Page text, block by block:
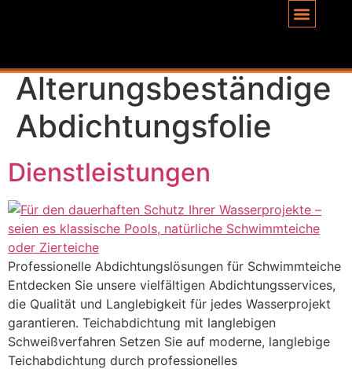
Alterungsbeständige
Abdichtungsfolie
Dienstleistungen
Professionelle Abdichtungslösungen für Schwimmteiche
Entdecken Sie unsere vielfältigen Abdichtungsservices,
die Qualität und Langlebigkeit für jedes Wasserprojekt
garantieren. Teichabdichtung mit langlebigen
Schweißverfahren Setzen Sie auf moderne, langlebige
Teichabdichtung durch professionelles